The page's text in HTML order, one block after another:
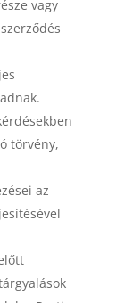
vagy
törvény,
az